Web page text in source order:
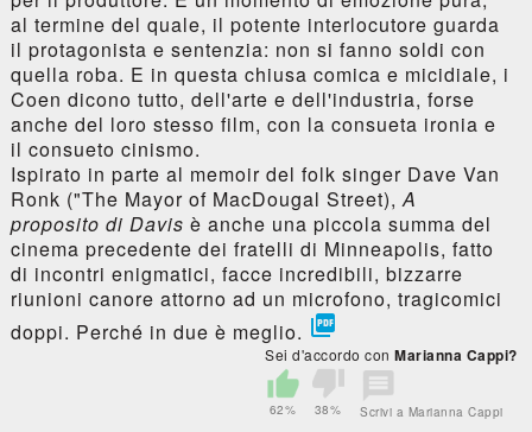
al termine del quale, il potente interlocutore guarda
il protagonista e sentenzia: non si fanno soldi con
quella roba. E in questa chiusa comica e micidiale, i
Coen dicono tutto, dell'arte e dell'industria, forse
anche del loro stesso film, con la consueta ironia e
il consueto cinismo.
Ispirato in parte al memoir del folk singer Dave Van
Ronk ("The Mayor of MacDougal Street),A
proposito di Davis è anche una piccola summa del
cinema precedente dei fratelli di Minneapolis, fatto
di incontri enigmatici, facce incredibili, bizzarre
riunioni canore attorno ad un microfono, tragicomici
doppi. Perché in due è meglio. 
Sei d'accordo conMarianna Cappi?
62% 38% Scrivi a Marianna Cappi